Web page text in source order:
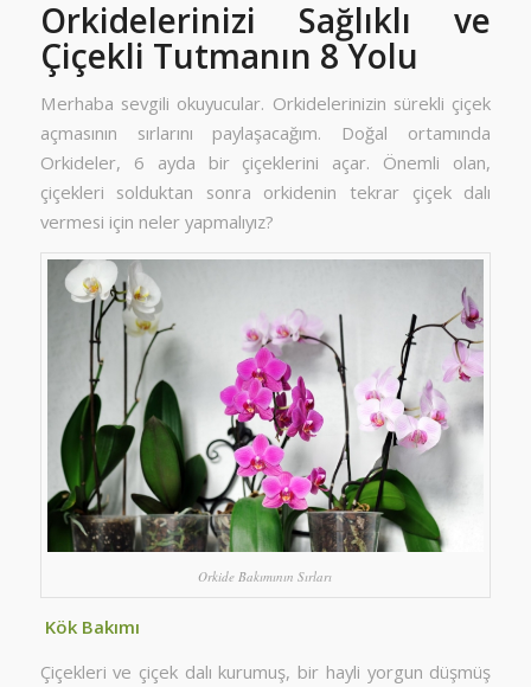
Orkidelerinizi Sağlıklı ve
Çiçekli Tutmanın 8 Yolu
Merhaba sevgili okuyucular. Orkidelerinizin sürekli çiçek
açmasının sırlarını paylaşacağım. Doğal ortamında
Orkideler, 6 ayda bir çiçeklerini açar. Önemli olan,
çiçekleri solduktan sonra orkidenin tekrar çiçek dalı
vermesi için neler yapmalıyız?
Orkide Bakımının Sırları
Kök Bakımı
Çiçekleri ve çiçek dalı kurumuş, bir hayli yorgun düşmüş